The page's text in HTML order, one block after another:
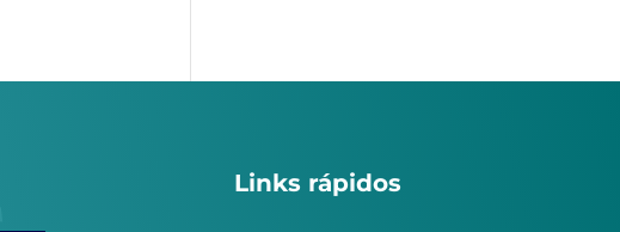
Links rápidos